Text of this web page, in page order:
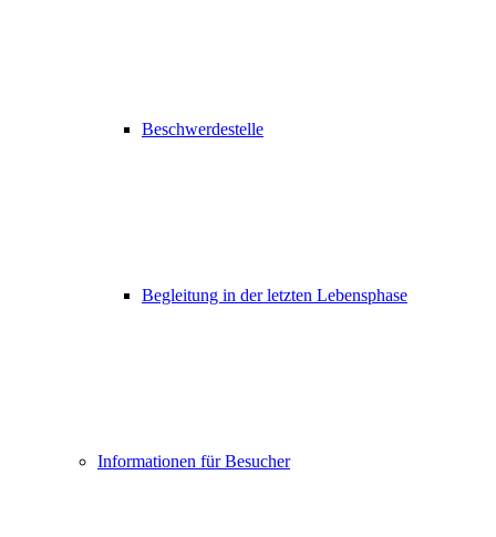
Beschwerdestelle
Begleitung in der letzten Lebensphase
Informationen für Besucher